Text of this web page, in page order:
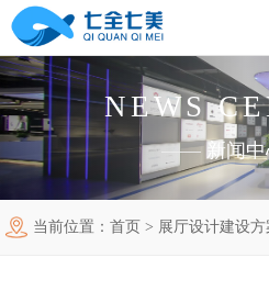
首页
工程案例
法制教育基地
产品中心
NEWS
—— 新闻
当前位置： 首页 > 展厅设计建设方